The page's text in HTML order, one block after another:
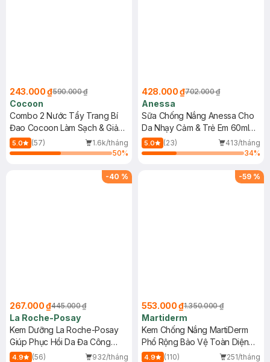
243.000 ₫590.000 ₫
Cocoon
Combo 2 Nước Tẩy Trang Bí
Đao Cocoon Làm Sạch & Giảm
Dầu 500ml
5.0 (57)
1.6k/tháng
50%
428.000 ₫702.000 ₫
Anessa
Sữa Chống Nắng Anessa Cho
Da Nhạy Cảm & Trẻ Em 60ml
(Mới)
5.0 (23)
413/tháng
34%
-40 %
267.000 ₫445.000 ₫
La Roche-Posay
Kem Dưỡng La Roche-Posay
Giúp Phục Hồi Da Đa Công
Dụng 40ml
4.9 (56)
932/tháng
-59 %
553.000 ₫1.350.000 ₫
Martiderm
Kem Chống Nắng MartiDerm
Phổ Rộng Bảo Vệ Toàn Diện
40ml
4.9 (110)
251/tháng